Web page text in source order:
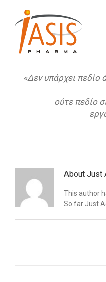
«Δεν υπάρχει πεδίο
ούτε πεδίο
About Just
This author
So far Just